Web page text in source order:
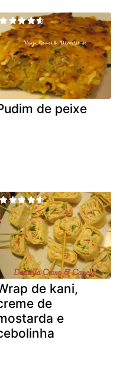
de peixe
de kani,
de
e